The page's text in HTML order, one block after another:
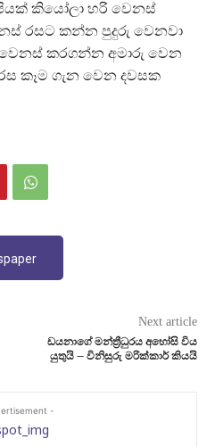
කියෝලා හරි වෙනස්
රසට කන්න පුදුරු වෙනවා
වෙනස් කරගන්න අමාරු වෙන
කෑම ගැන වෙන දවසක
Next article
ඩයනාගේ මන්ත්‍රීධුරය අහෝසි විය
යුතුයි – විනිසුරු මරික්කාර් කියයි
-